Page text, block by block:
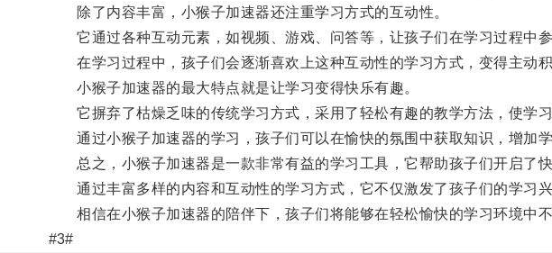
除了内容丰富，小猴子加速器还注重学习方式的互动性。
它通过各种互动元素，如视频、游戏、问答等，让孩子们在学习过程中参
在学习过程中，孩子们会逐渐喜欢上这种互动性的学习方式，变得主动积
小猴子加速器的最大特点就是让学习变得快乐有趣。
它摒弃了枯燥乏味的传统学习方式，采用了轻松有趣的教学方法，使学习
通过小猴子加速器的学习，孩子们可以在愉快的氛围中获取知识，增加学
总之，小猴子加速器是一款非常有益的学习工具，它帮助孩子们开启了快
通过丰富多样的内容和互动性的学习方式，它不仅激发了孩子们的学习兴
相信在小猴子加速器的陪伴下，孩子们将能够在轻松愉快的学习环境中不
#3#